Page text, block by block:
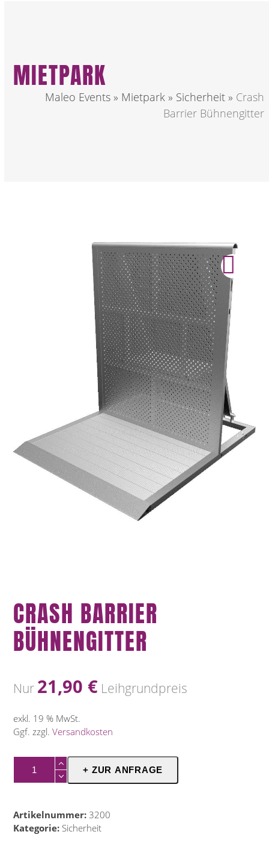
MIETPARK
Maleo Events » Mietpark » Sicherheit » Crash
Barrier Bühnengitter
CRASH BARRIER
BÜHNENGITTER
Nur 21,90 € Leihgrundpreis
exkl. 19 % MwSt.
Ggf. zzgl.Versandkosten
Barrier
+ ZUR ANFRAGE
Artikelnummer: 3200
Kategorie: Sicherheit